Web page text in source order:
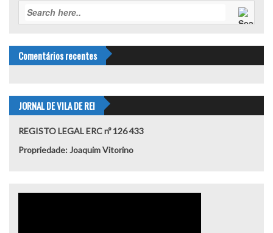
Comentários recentes
JORNAL DE VILA DE REI
REGISTO LEGAL ERC nº 126 433
Propriedade: Joaquim Vitorino